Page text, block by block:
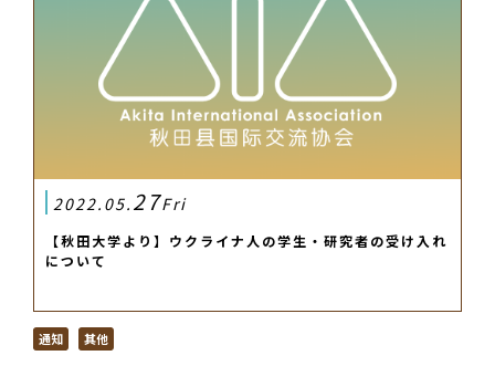
2022.05. 27Fri
【秋田大学より】ウクライナ人の学生・研究者の受け入れ
について
通知 其他